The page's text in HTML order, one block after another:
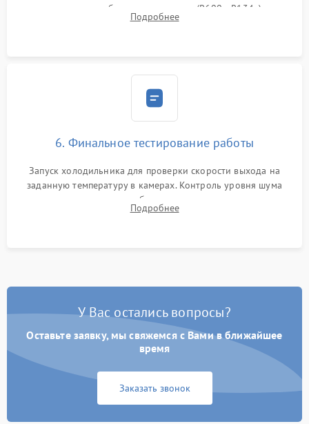
дозированным объемом хладагента (R600a, R134a) по
электронным весам. Контроль рабочего давления в системе.
Подробнее
6. Финальное тестирование работы
Запуск холодильника для проверки скорости выхода на
заданную температуру в камерах. Контроль уровня шума
компрессора, отсутствия обмерзания стенок и корректного
срабатывания системы автоматической оттайки.
Подробнее
У Вас остались вопросы?
Оставьте заявку, мы свяжемся с Вами в ближайшее
время
Заказать звонок